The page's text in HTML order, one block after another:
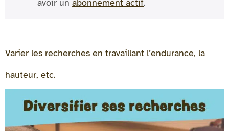
avoir un abonnement actif.
Varier les recherches en travaillant l’endurance, la
hauteur, etc.